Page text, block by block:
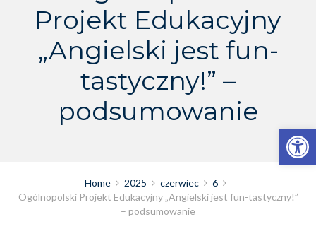
Otwórz pasek narzędzi
Projekt Edukacyjny
„Angielski jest fun-
tastyczny!” –
podsumowanie
Home 2025 czerwiec
6
Ogólnopolski Projekt Edukacyjny „Angielski jest fun-tastyczny!”
– podsumowanie